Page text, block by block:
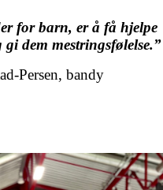
for barn, er å få hjelpe
gi dem mestringsfølelse.”
Persen, bandy